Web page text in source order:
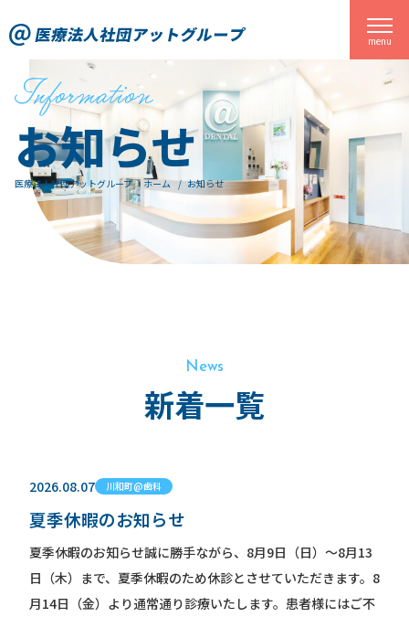
menu
お知らせ
医療法人社団アットグループ ホーム お知らせ
News
新着一覧
2026.08.07 川和町@歯科
夏季休暇のお知らせ
夏季休暇のお知らせ誠に勝手ながら、8月9日（日）～8月13
日（木）まで、夏季休暇のため休診とさせていただきます。8
月14日（金）より通常通り診療いたします。患者様にはご不